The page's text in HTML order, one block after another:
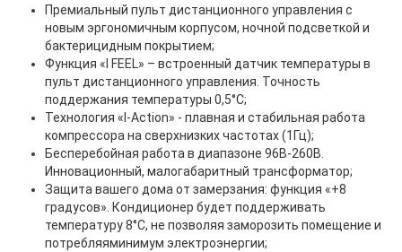
Премиальный пульт дистанционного управления с
новым эргономичным корпусом, ночной подсветкой и
бактерицидным покрытием;
Функция «I FEEL» – встроенный датчик температуры в
пульт дистанционного управления. Точность
поддержания температуры 0,5°С;
Технология «I-Action» - плавная и стабильная работа
компрессора на сверхнизких частотах (1Гц);
Бесперебойная работа в диапазоне 96В-260В.
Инновационный, малогабаритный трансформатор;
Защита вашего дома от замерзания: функция «+8
градусов». Кондиционер будет поддерживать
температуру 8°С, не позволяя заморозить помещение и
потребляяминимум электроэнергии;